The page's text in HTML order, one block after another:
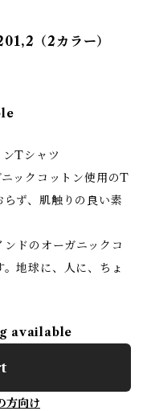
（2カラー）
Tシャツ
ックコットン使用のT
ず、肌触りの良い素
ドのオーガニックコ
地球に、人に、ちょ
available
方向け